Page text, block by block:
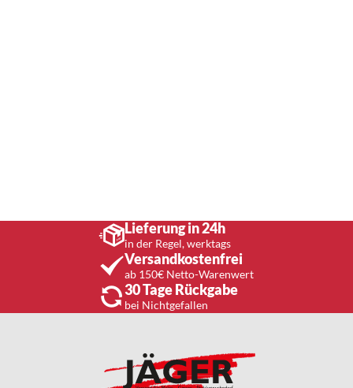
Lieferung in 24h
in der Regel, werktags
Versandkostenfrei
ab 150€ Netto-Warenwert
30 Tage Rückgabe
bei Nichtgefallen